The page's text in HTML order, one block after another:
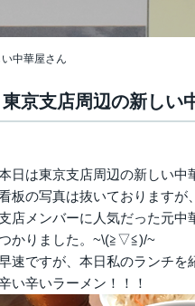
中華屋さん
東京支店周辺の新しい
日は東京支店周辺の新しい中
板の写真は抜いておりますが
店メンバーに人気だった元中
かりました。~\(≧▽≦)/~
速ですが、本日私のランチを
い辛いラーメン！！！